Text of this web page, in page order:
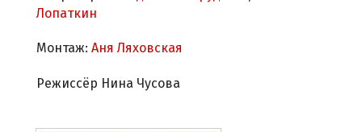
Лопаткин
Монтаж: Аня Ляховская
Режиссёр Нина Чусова